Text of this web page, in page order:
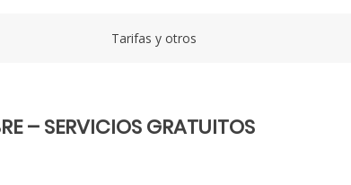
Tarifas y otros
– SERVICIOS GRATUITOS